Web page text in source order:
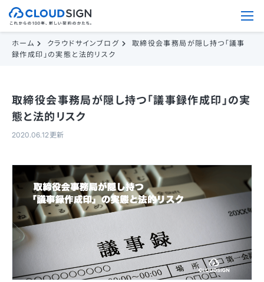
ホーム クラウドサインブログ
取締役会事務局が隠し持つ「議事
録作成印」の実態と法的リスク
取締役会事務局が隠し持つ「議事録作成印」の実
態と法的リスク
2020.06.12更新